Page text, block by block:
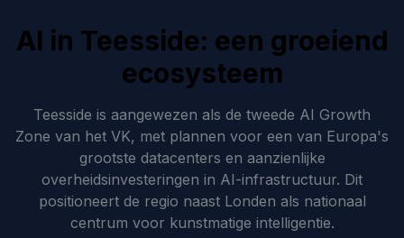
AI in Teesside: een groeiend
ecosysteem
Teesside is aangewezen als de tweede AI Growth
Zone van het VK, met plannen voor een van Europa's
grootste datacenters en aanzienlijke
overheidsinvesteringen in AI-infrastructuur. Dit
positioneert de regio naast Londen als nationaal
centrum voor kunstmatige intelligentie.